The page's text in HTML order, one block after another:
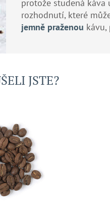
protože studená káva
rozhodnutí, které
jemně praženou
JSTE?